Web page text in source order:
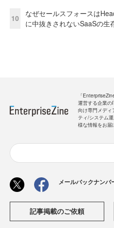
10
なぜセールスフォースは
に中抜きされないSaaSの生
「
運営する企業の
向け専門メディ
ティ/システム
様な情報をお届
メールバックナンバ
記事掲載のご依頼